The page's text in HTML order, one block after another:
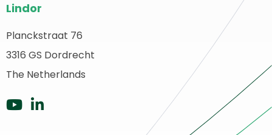
Fußzeile
Lindor
Planckstraat 76
3316 GS Dordrecht
The Netherlands
ZuZu